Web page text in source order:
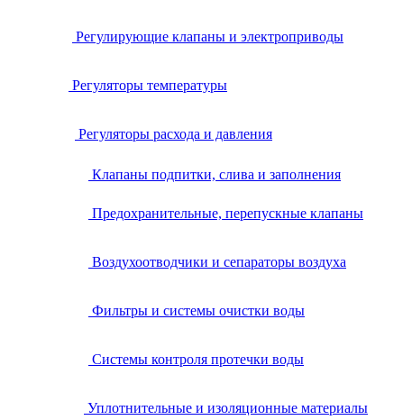
Регулирующие клапаны и электроприводы
Регуляторы температуры
Регуляторы расхода и давления
Клапаны подпитки, слива и заполнения
Предохранительные, перепускные клапаны
Воздухоотводчики и сепараторы воздуха
Фильтры и системы очистки воды
Системы контроля протечки воды
Уплотнительные и изоляционные материалы